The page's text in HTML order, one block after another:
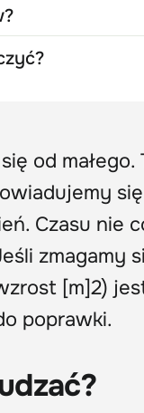
od
Czasu nie
zmagamy
[m]2)
poprawki.